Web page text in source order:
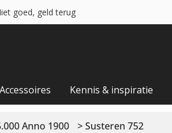
goed, geld terug
Accessoires Kennis & inspiratie
Anno 1900 > Susteren 752